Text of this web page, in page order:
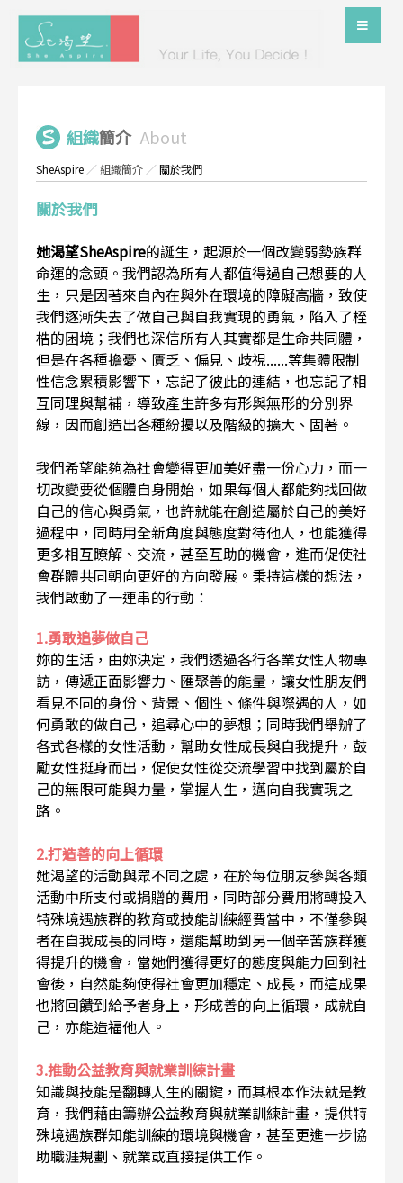
組織簡介 About
SheAspire ／組織簡介 ／關於我們
關於我們
她渴望SheAspire的誕生，起源於一個改變弱勢族群
命運的念頭。我們認為所有人都值得過自己想要的人
生，只是因著來自內在與外在環境的障礙高牆，致使
我們逐漸失去了做自己與自我實現的勇氣，陷入了桎
梏的困境；我們也深信所有人其實都是生命共同體，
但是在各種擔憂、匱乏、偏見、歧視......等集體限制
性信念累積影響下，忘記了彼此的連結，也忘記了相
互同理與幫補，導致產生許多有形與無形的分別界
線，因而創造出各種紛擾以及階級的擴大、固著。
我們希望能夠為社會變得更加美好盡一份心力，而一
切改變要從個體自身開始，如果每個人都能夠找回做
自己的信心與勇氣，也許就能在創造屬於自己的美好
過程中，同時用全新角度與態度對待他人，也能獲得
更多相互瞭解、交流，甚至互助的機會，進而促使社
會群體共同朝向更好的方向發展。秉持這樣的想法，
我們啟動了一連串的行動：
1.勇敢追夢做自己
妳的生活，由妳決定，我們透過各行各業女性人物專
訪，傳遞正面影響力、匯聚善的能量，讓女性朋友們
看見不同的身份、背景、個性、條件與際遇的人，如
何勇敢的做自己，追尋心中的夢想；同時我們舉辦了
各式各樣的女性活動，幫助女性成長與自我提升，鼓
勵女性挺身而出，促使女性從交流學習中找到屬於自
己的無限可能與力量，掌握人生，邁向自我實現之
路。
2.打造善的向上循環
她渴望的活動與眾不同之處，在於每位朋友參與各類
活動中所支付或捐贈的費用，同時部分費用將轉投入
特殊境遇族群的教育或技能訓練經費當中，不僅參與
者在自我成長的同時，還能幫助到另一個辛苦族群獲
得提升的機會，當她們獲得更好的態度與能力回到社
會後，自然能夠使得社會更加穩定、成長，而這成果
也將回饋到給予者身上，形成善的向上循環，成就自
己，亦能造福他人。
3.推動公益教育與就業訓練計畫
知識與技能是翻轉人生的關鍵，而其根本作法就是教
育，我們藉由籌辦公益教育與就業訓練計畫，提供特
殊境遇族群知能訓練的環境與機會，甚至更進一步協
助職涯規劃、就業或直接提供工作。